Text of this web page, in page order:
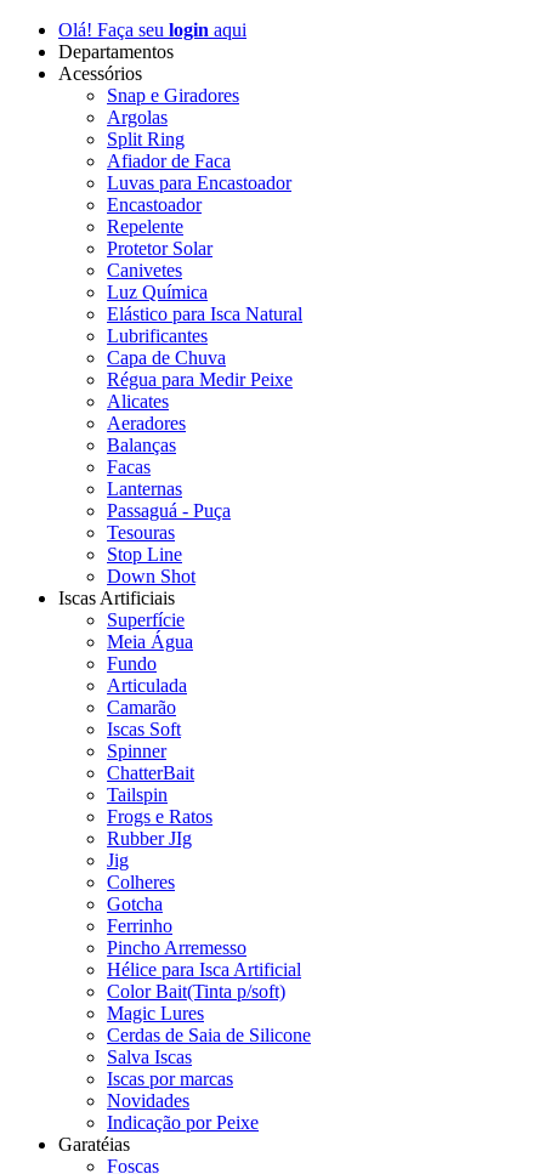
Olá! Faça seu login aqui
Departamentos
Acessórios
Snap e Giradores
Argolas
Split Ring
Afiador de Faca
Luvas para Encastoador
Encastoador
Repelente
Protetor Solar
Canivetes
Luz Química
Elástico para Isca Natural
Lubrificantes
Capa de Chuva
Régua para Medir Peixe
Alicates
Aeradores
Balanças
Facas
Lanternas
Passaguá - Puça
Tesouras
Stop Line
Down Shot
Iscas Artificiais
Superfície
Meia Água
Fundo
Articulada
Camarão
Iscas Soft
Spinner
ChatterBait
Tailspin
Frogs e Ratos
Rubber JIg
Jig
Colheres
Gotcha
Ferrinho
Pincho Arremesso
Hélice para Isca Artificial
Color Bait(Tinta p/soft)
Magic Lures
Cerdas de Saia de Silicone
Salva Iscas
Iscas por marcas
Novidades
Indicação por Peixe
Garatéias
Foscas